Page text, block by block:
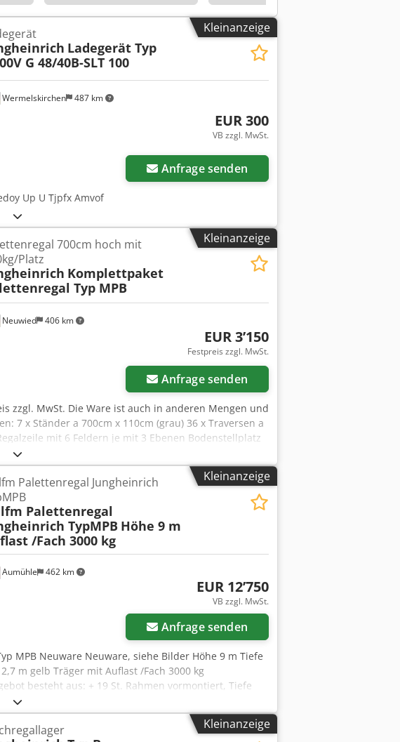
Kleinanzeige
Mehr Bilder anfragen
Wermelskirchen 487 km
Ladegerät Typ
G 48/40B-SLT 100
EUR 300
VB zzgl. MwSt.
Anfrage senden
Up U Tjpfx Amvof
Kleinanzeige
Neuwied 406 km
700cm hoch mit
Platz
Komplettpaket
Typ MPB
EUR 3’150
Festpreis zzgl. MwSt.
Anfrage senden
zzgl. MwSt. Die Ware ist auch in anderen Mengen und
7 x Ständer a 700cm x 110cm (grau) 36 x Traversen a
mit 6 Feldern je mit 3 Ebenen Bodenstellplatz
Jungheinrich Cedpfxok Eb Sfe Amvjrf Typ: B
Länge: ca. 1 x 22,20 Regaltiefe: 110 cm
1600 kg Feldlast: 4981 kg Palettenplätze: 96
Anfahrschütze Leitplanken
und vieles mehr... Fragen Sie einfach bei
Kleinanzeige
Aumühle 462 km
Palettenregal Jungheinrich
lfm Palettenregal
TypMPB Höhe 9 m
/Fach 3000 kg
EUR 12’750
VB zzgl. MwSt.
Anfrage senden
MPB Neuware Neuware, siehe Bilder Höhe 9 m Tiefe
m gelb Träger mit Auflast /Fach 3000 kg
besteht aus: + 19 St. Rahmen vormontiert, Tiefe
kg Auflast/Fach + 288 St. Einhängesicherungen + 78
selbstverständlich. Weiteres Zubehör finden Sie im
3,5 m bis 9 m Höhen auf Lager. Feldlast 12Kleinanzeige